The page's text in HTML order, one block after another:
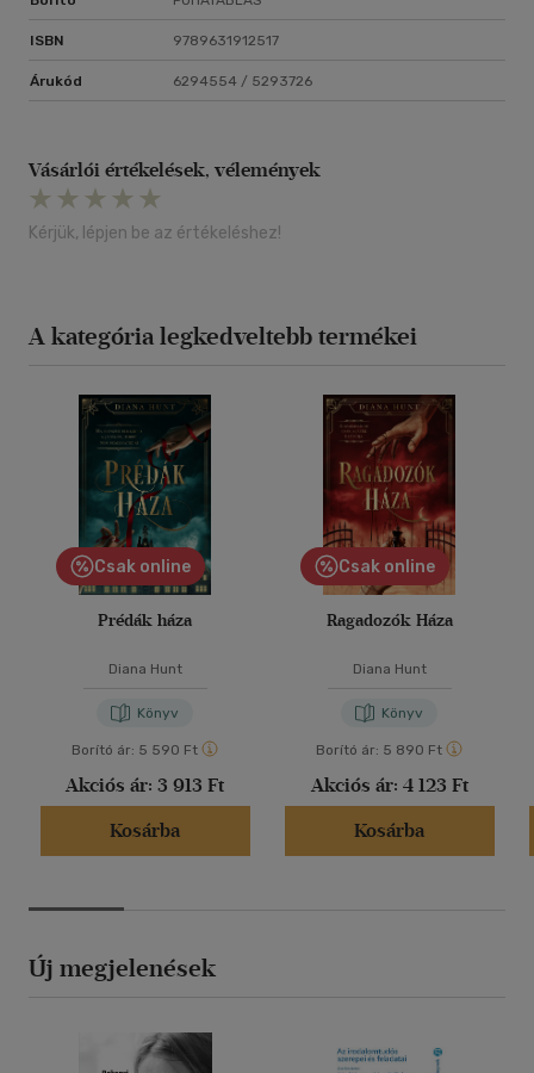
ISBN 9789631912517
Árukód 6294554 / 5293726
Vásárlói értékelések, vélemények
Kérjük, lépjen be az értékeléshez!
A kategória legkedveltebb termékei
Csak online
Prédák háza
Diana Hunt
Könyv
Borító ár: 5 590 Ft
Akciós ár: 3 913 Ft
Kosárba
Csak online
Ragadozók Háza
Diana Hunt
Könyv
Borító ár: 5 890 Ft
Akciós ár: 4 123 Ft
Kosárba
Új megjelenések